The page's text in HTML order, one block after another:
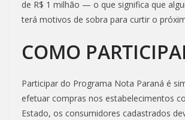
de R$ 1 milhão — o que significa que
terá motivos de sobra para curtir o
COMO
Participar do Programa Nota Paraná é
efetuar compras nos estabelecimentos
Estado, os consumidores cadastrados